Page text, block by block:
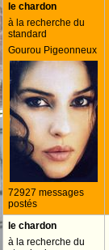
le chardon
à la recherche du
standard
Gourou Pigeonneux
72927 messages
postés
le chardon
à la recherche du